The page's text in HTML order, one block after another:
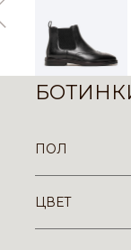
ПОЛ
ЦВЕТ